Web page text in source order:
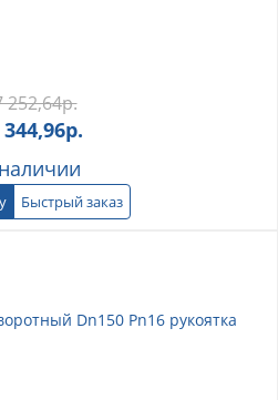
252,64р.
р.
Быстрый заказ